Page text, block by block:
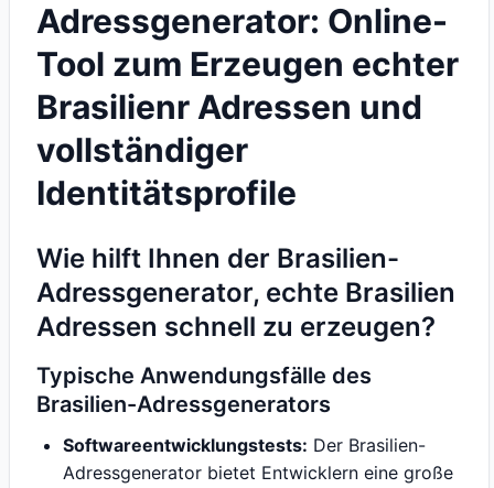
Adressgenerator: Online-
Tool zum Erzeugen echter
Brasilienr Adressen und
vollständiger
Identitätsprofile
Wie hilft Ihnen der Brasilien-
Adressgenerator, echte Brasilien
Adressen schnell zu erzeugen?
Typische Anwendungsfälle des
Brasilien-Adressgenerators
Softwareentwicklungstests: Der Brasilien-
Adressgenerator bietet Entwicklern eine große